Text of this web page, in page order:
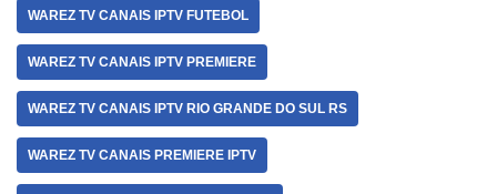
WAREZ TV CANAIS IPTV FUTEBOL
WAREZ TV CANAIS IPTV PREMIERE
WAREZ TV CANAIS IPTV RIO GRANDE DO SUL RS
WAREZ TV CANAIS PREMIERE IPTV